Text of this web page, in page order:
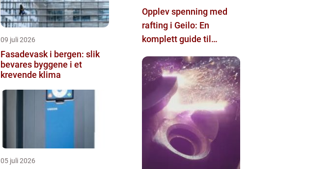
09 juli 2026
Fasadevask i bergen: slik
bevares byggene i et
krevende klima
05 juli 2026
Opplev spenning med
rafting i Geilo: En
komplett guide til